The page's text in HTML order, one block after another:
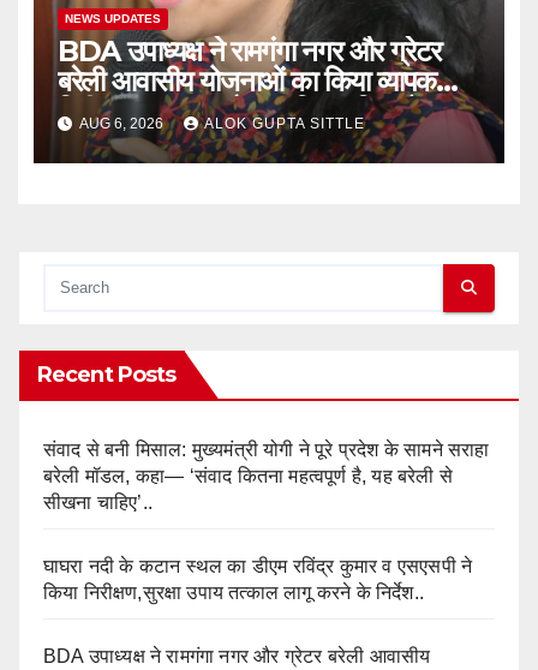
NEWS UPDATES
BDA उपाध्यक्ष ने रामगंगा नगर और ग्रेटर
बरेली आवासीय योजनाओं का किया व्यापक
निरीक्षण, गुणवत्ता और नागरिक सुविधाओं पर
दिए सख्त निर्देश..
AUG 6, 2026 ALOK GUPTA SITTLE
Recent Posts
संवाद से बनी मिसाल: मुख्यमंत्री योगी ने पूरे प्रदेश के सामने सराहा
बरेली मॉडल, कहा— ‘संवाद कितना महत्वपूर्ण है, यह बरेली से
सीखना चाहिए’..
घाघरा नदी के कटान स्थल का डीएम रविंद्र कुमार व एसएसपी ने
किया निरीक्षण,सुरक्षा उपाय तत्काल लागू करने के निर्देश..
BDA उपाध्यक्ष ने रामगंगा नगर और ग्रेटर बरेली आवासीय